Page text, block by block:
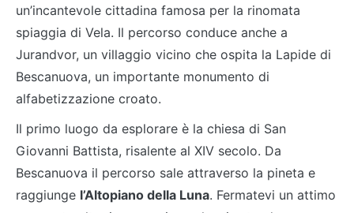
un’incantevole cittadina famosa per la rinomata
spiaggia di Vela. Il percorso conduce anche a
Jurandvor, un villaggio vicino che ospita la Lapide di
Bescanuova, un importante monumento di
alfabetizzazione croato.
Il primo luogo da esplorare è la chiesa di San
Giovanni Battista, risalente al XIV secolo. Da
Bescanuova il percorso sale attraverso la pineta e
raggiunge l’Altopiano della Luna. Fermatevi un attimo